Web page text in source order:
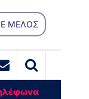
ΜΕΛΟΣ